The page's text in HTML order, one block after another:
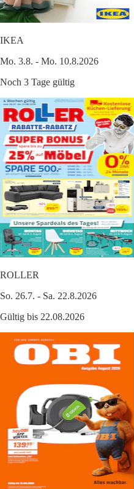
IKEA
Mo. 3.8. - Mo. 10.8.2026
Noch 3 Tage gültig
ROLLER
So. 26.7. - Sa. 22.8.2026
Gültig bis 22.08.2026